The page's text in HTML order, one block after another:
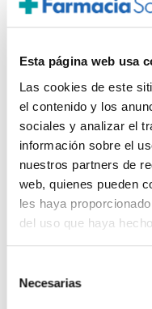
Esta página web usa
Las cookies de este
el contenido y los
sociales y analizar el
información sobre el
nuestros partners de
web, quienes pueden
les haya
del uso que haya
Necesarias
CANTABRIA LABS
21.15€
17,15€
- +
PRECIO ESPECIAL